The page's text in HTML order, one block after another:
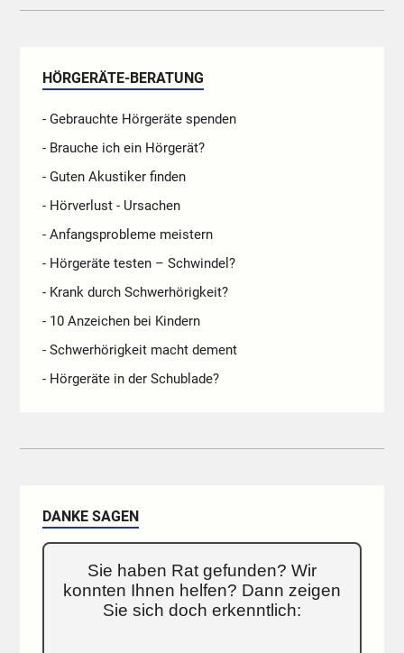
HÖRGERÄTE-BERATUNG
- Gebrauchte Hörgeräte spenden
- Brauche ich ein Hörgerät?
- Guten Akustiker finden
- Hörverlust - Ursachen
- Anfangsprobleme meistern
- Hörgeräte testen – Schwindel?
- Krank durch Schwerhörigkeit?
- 10 Anzeichen bei Kindern
- Schwerhörigkeit macht dement
- Hörgeräte in der Schublade?
DANKE SAGEN
Sie haben Rat gefunden? Wir
konnten Ihnen helfen? Dann zeigen
Sie sich doch erkenntlich: